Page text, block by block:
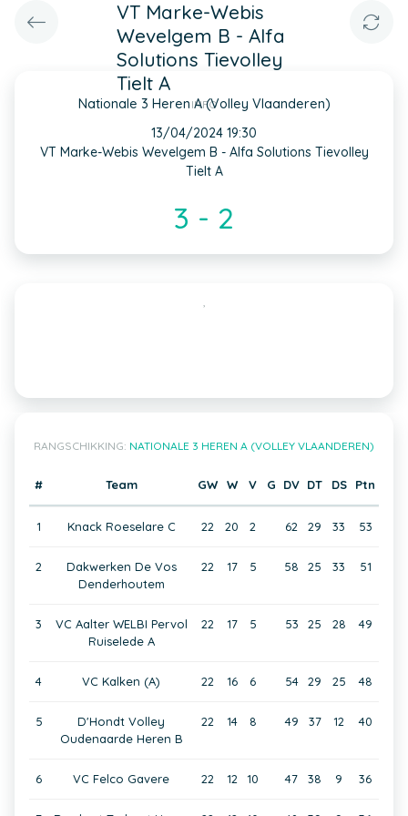
VT Marke-Webis
Wevelgem B - Alfa
Solutions Tievolley
Tielt A
Nationale 3 Heren A (Volley Vlaanderen)
INFO
13/04/2024 19:30
VT Marke-Webis Wevelgem B - Alfa Solutions Tievolley
Tielt A
3 - 2
,
RANGSCHIKKING: NATIONALE 3 HEREN A (VOLLEY VLAANDEREN)
# Team GW W V G DV DT DS Ptn
1 Knack Roeselare C 22 20 2 62 29 33 53
2
Dakwerken De Vos
Denderhoutem
22 17 5 58 25 33 51
3
VC Aalter WELBI Pervol
Ruiselede A
22 17 5 53 25 28 49
4 VC Kalken (A) 22 16 6 54 29 25 48
5
D'Hondt Volley
Oudenaarde Heren B
22 14 8 49 37 12 40
6 VC Felco Gavere 22 12 10 47 38 9 36